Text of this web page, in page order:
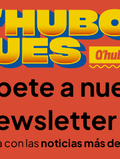
a
con lasnoticias más